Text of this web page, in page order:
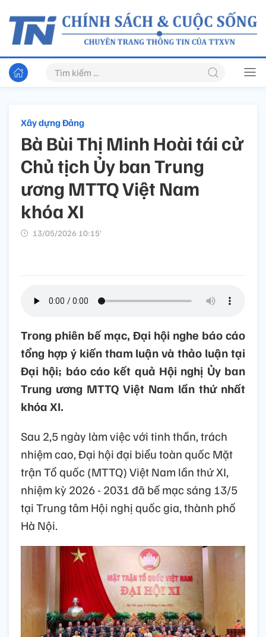
Xây dựng Đảng
Bà Bùi Thị Minh Hoài tái cử
Chủ tịch Ủy ban Trung
ương MTTQ Việt Nam
khóa XI
13/05/2026 10:15’
Trong phiên bế mạc, Đại hội nghe báo cáo
tổng hợp ý kiến tham luận và thảo luận tại
Đại hội; báo cáo kết quả Hội nghị Ủy ban
Trung ương MTTQ Việt Nam lần thứ nhất
khóa XI.
Sau 2,5 ngày làm việc với tinh thần, trách
nhiệm cao, Đại hội đại biểu toàn quốc Mặt
trận Tổ quốc (MTTQ) Việt Nam lần thứ XI,
nhiệm kỳ 2026 - 2031 đã bế mạc sáng 13/5
tại Trung tâm Hội nghị quốc gia, thành phố
Hà Nội.